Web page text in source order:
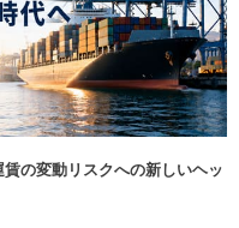
の変動リスクへの新しいヘッ